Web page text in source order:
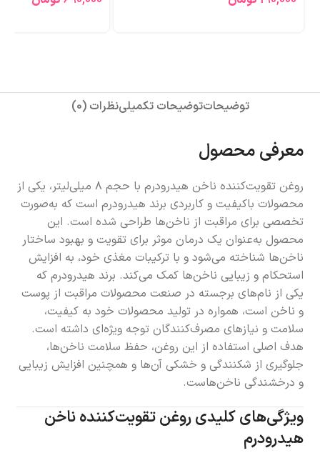
توضیحاتتوضیحات تکمیلینظرات (0)
معرفی محصول
روغن تقویت‌کننده ناخن هیدرودرم با حجم ۸ میلی‌لیتر، یکی از
محصولات باکیفیت و کاربردی برند هیدرودرم است که به‌صورت
تخصصی برای مراقبت از ناخن‌ها طراحی شده است. این
محصول به‌عنوان یک درمان موثر برای تقویت و بهبود ساختار
ناخن‌ها شناخته می‌شود و با ترکیبات مغذی خود، به افزایش
استحکام و زیبایی ناخن‌ها کمک می‌کند. برند هیدرودرم که
یکی از نام‌های برجسته در صنعت محصولات مراقبت از پوست
و ناخن است، همواره در تولید محصولات خود به کیفیت،
سلامت و نیازهای مصرف‌کنندگان توجه ویژه‌ای داشته است.
هدف اصلی استفاده از این روغن، حفظ سلامت ناخن‌ها،
جلوگیری از شکنندگی و خشکی آن‌ها و همچنین افزایش زیبایی
و درخشندگی ناخن‌هاست.
ویژگی‌های کلیدی روغن تقویت‌کننده ناخن
هیدرودرم